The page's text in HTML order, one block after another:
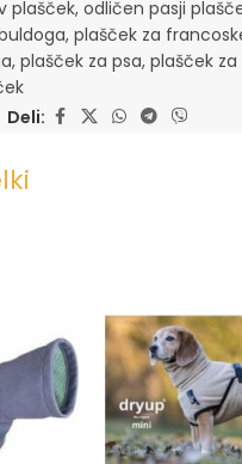
plašček, odličen pasji
, plašček za
, plašček za psa, plašček za
Deli: